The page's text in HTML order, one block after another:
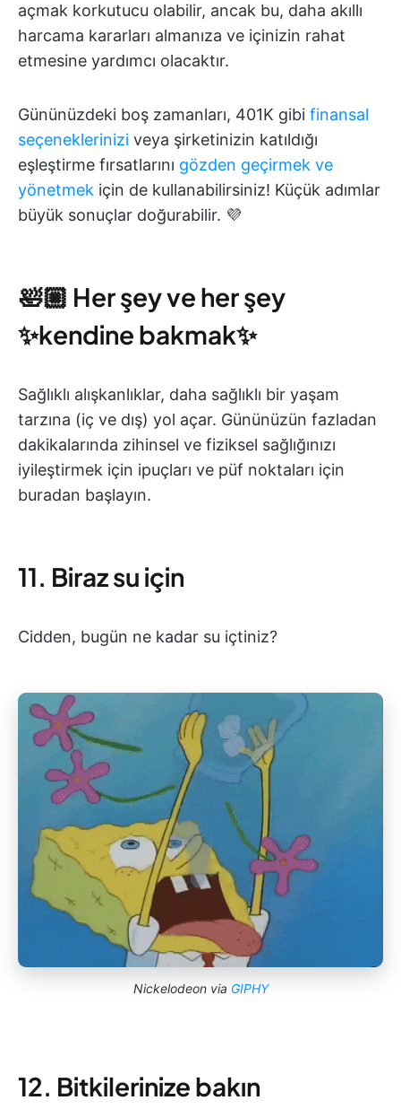
açmak korkutucu olabilir, ancak bu, daha akıllı
harcama kararları almanıza ve içinizin rahat
etmesine yardımcı olacaktır.
Gününüzdeki boş zamanları, 401K gibi finansal
seçeneklerinizi veya şirketinizin katıldığı
eşleştirme fırsatlarını gözden geçirmek ve
yönetmek için de kullanabilirsiniz! Küçük adımlar
büyük sonuçlar doğurabilir. 💜
🛀🏼 Her şey ve her şey
✨kendine bakmak✨
Sağlıklı alışkanlıklar, daha sağlıklı bir yaşam
tarzına (iç ve dış) yol açar. Gününüzün fazladan
dakikalarında zihinsel ve fiziksel sağlığınızı
iyileştirmek için ipuçları ve püf noktaları için
buradan başlayın.
11. Biraz su için
Cidden, bugün ne kadar su içtiniz?
Nickelodeon via GIPHY
12. Bitkilerinize bakın